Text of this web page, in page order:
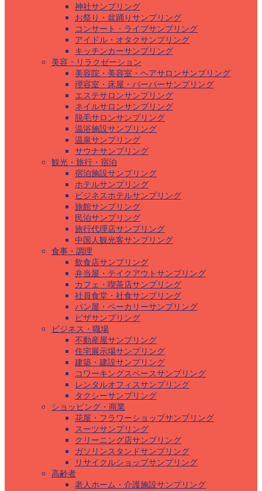
神社サンプリング
お祭り・盆踊りサンプリング
コンサート・ライブサンプリング
アイドル・オタクサンプリング
キッチンカーサンプリング
美容・リラクゼーション
美容院・美容室・ヘアサロンサンプリング
理容室・床屋・バーバーサンプリング
エステサロンサンプリング
ネイルサロンサンプリング
脱毛サロンサンプリング
温浴施設サンプリング
温泉サンプリング
サウナサンプリング
観光・旅行・宿泊
宿泊施設サンプリング
ホテルサンプリング
ビジネスホテルサンプリング
旅館サンプリング
民泊サンプリング
旅行代理店サンプリング
中国人観光客サンプリング
食事・調理
飲食店サンプリング
弁当屋・テイクアウトサンプリング
カフェ・喫茶店サンプリング
社員食堂・社食サンプリング
パン屋・ベーカリーサンプリング
ピザサンプリング
ビジネス・職場
不動産屋サンプリング
住宅展示場サンプリング
建築・建設サンプリング
コワーキングスペースサンプリング
レンタルオフィスサンプリング
タクシーサンプリング
ショッピング・商業
花屋・フラワーショップサンプリング
スーツサンプリング
クリーニング店サンプリング
ガソリンスタンドサンプリング
リサイクルショップサンプリング
高齢者
老人ホーム・介護施設サンプリング